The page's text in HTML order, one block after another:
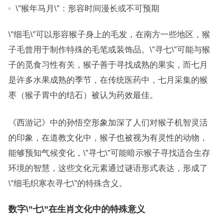
\”猴年马月\”：形容时间漫长或不可预期
\”细毛\”可以形容猴子身上的毛发，在南方一些地区，猴
子毛曾用于制作特殊的毛笔或装饰品。\”寻七\”可能与猴
子的觅食习性有关，猴子善于寻找成熟的果实，而七月
是许多水果成熟的季节，在传统医药中，七月采集的猴
枣（猴子胃中的结石）被认为药效最佳。
《西游记》中的孙悟空形象加深了人们对猴子机智灵活
的印象，在道教文化中，猴子也被视为有灵性的动物，
能够预知气候变化，\”寻七\”可能暗示猴子寻找适合生存
环境的智慧，这些文化元素通过谜语形式表达，形成了
\”细毛织寒衣寻七\”的特殊含义。
数字\”七\”在生肖文化中的特殊意义